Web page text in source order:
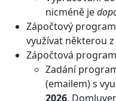
nicméně je
Zápočtový
využívat některou
Zápočtová
Zadání
(emailem) s
2026.